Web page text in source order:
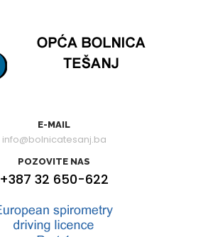
E-MAIL
info@bolnicatesanj.ba
POZOVITE NAS
+387 32 650-622